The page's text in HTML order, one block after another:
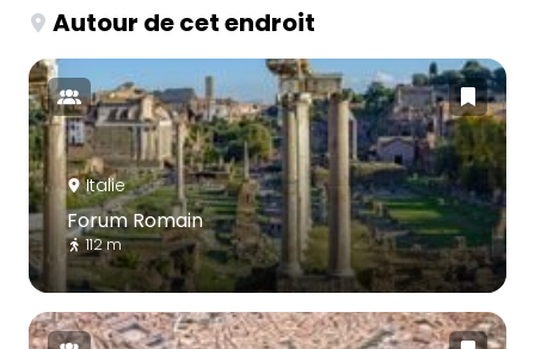
Autour de cet endroit
Italie
Forum Romain
112 m